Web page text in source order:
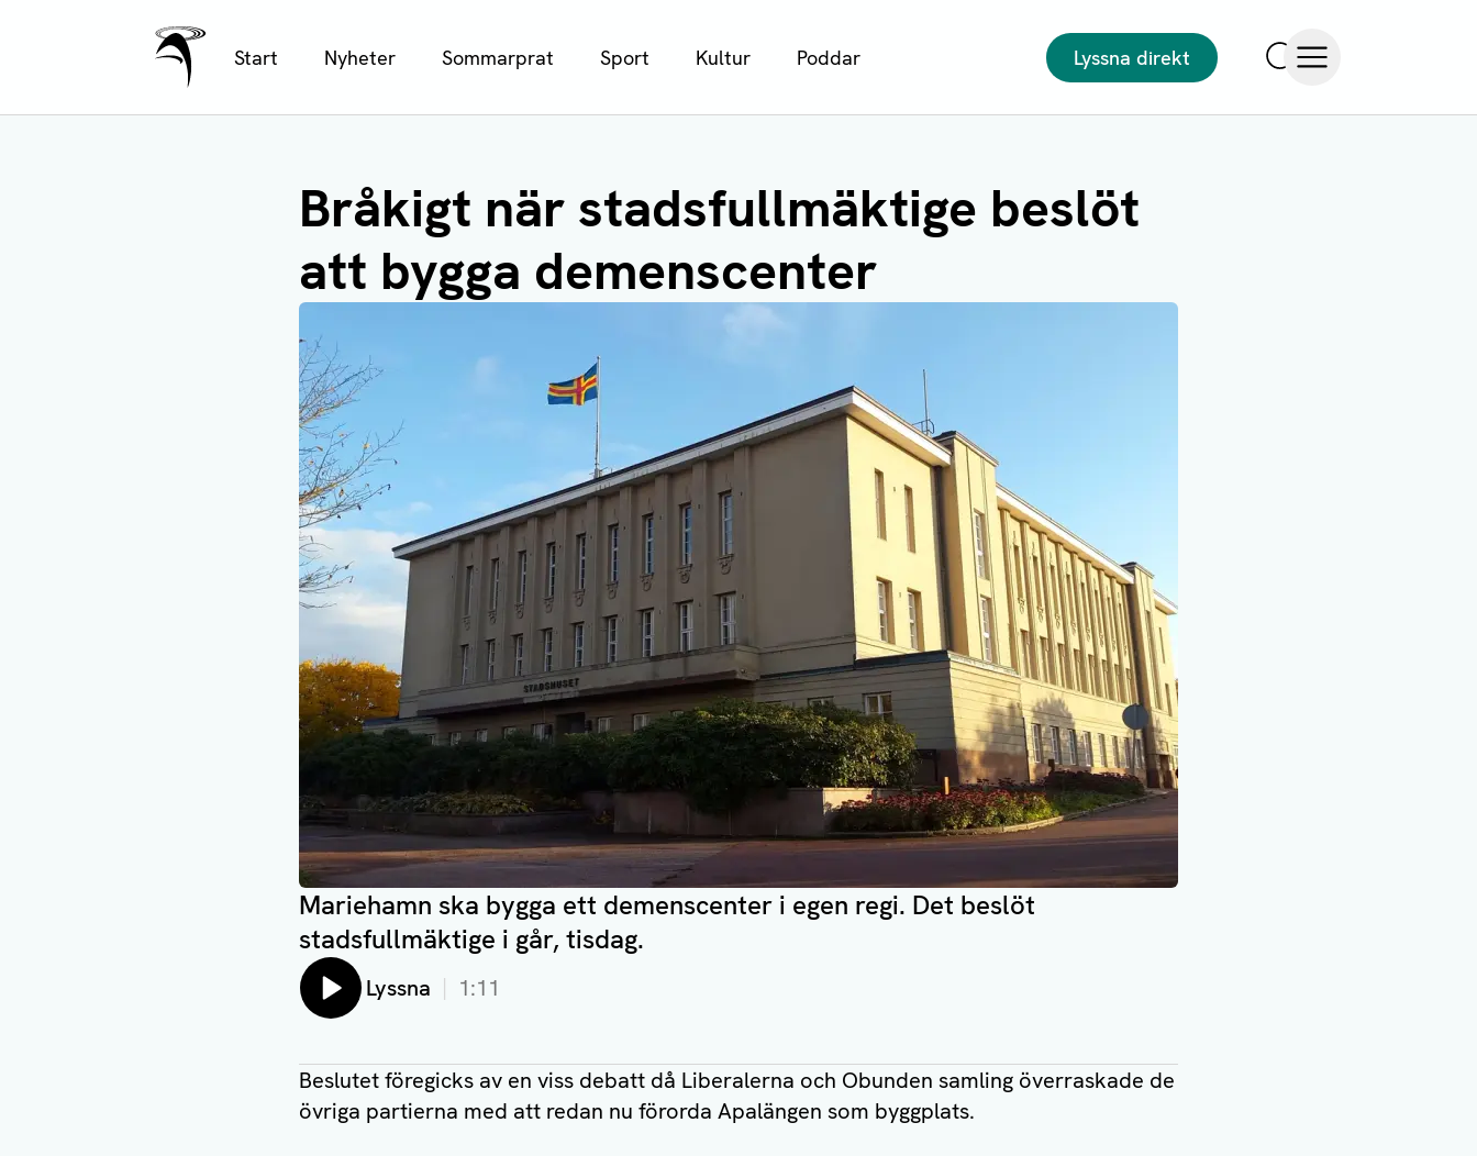
Ålands Radio & TV
Start Nyheter Sommarprat Sport Kultur Poddar
Lyssna direkt
Bråkigt när stadsfullmäktige beslöt
att bygga demenscenter
Mariehamn ska bygga ett demenscenter i egen regi. Det beslöt
stadsfullmäktige i går, tisdag.
Lyssna 1:11
Beslutet föregicks av en viss debatt då Liberalerna och Obunden samling överraskade de
övriga partierna med att redan nu förorda Apalängen som byggplats.